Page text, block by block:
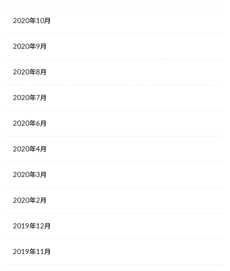
2020年10月
2020年9月
2020年8月
2020年7月
2020年6月
2020年4月
2020年3月
2020年2月
2019年12月
2019年11月